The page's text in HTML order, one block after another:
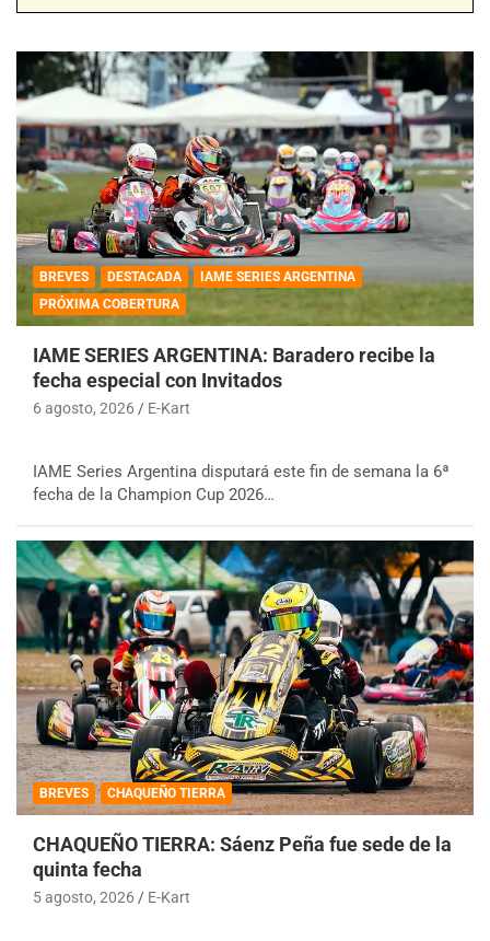
BREVES DESTACADA
IAME SERIES ARGENTINA
PRÓXIMA COBERTURA
IAME SERIES ARGENTINA: Baradero recibe la
fecha especial con Invitados
6 agosto, 2026 E-Kart
IAME Series Argentina disputará este fin de semana la 6ª
fecha de la Champion Cup 2026…
BREVES CHAQUEÑO TIERRA
CHAQUEÑO TIERRA: Sáenz Peña fue sede de la
quinta fecha
5 agosto, 2026 E-Kart